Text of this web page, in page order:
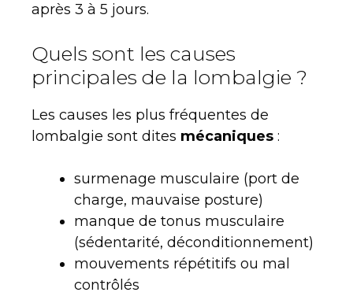
après 3 à 5 jours.
Quels sont les causes
principales de la lombalgie ?
Les causes les plus fréquentes de
lombalgie sont dites mécaniques :
surmenage musculaire (port de
charge, mauvaise posture)
manque de tonus musculaire
(sédentarité, déconditionnement)
mouvements répétitifs ou mal
contrôlés